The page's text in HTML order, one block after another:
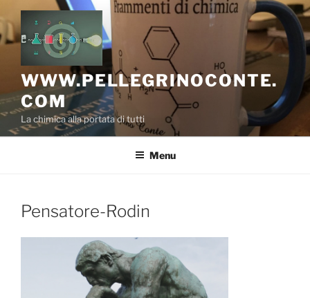
Salta
al
contenuto
WWW.PELLEGRINOCONTE.
COM
La chimica alla portata di tutti
Menu
Pensatore-Rodin